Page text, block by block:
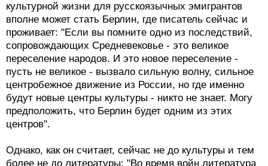
культурной жизни для русскоязычных эмигрантов
вполне может стать Берлин, где писатель сейчас и
проживает: "Если вы помните одно из последствий,
сопровождающих Средневековье - это великое
переселение народов. И это новое переселение -
пусть не великое - вызвало сильную волну, сильное
центробежное движение из России, но где именно
будут новые центры культуры - никто не знает. Могу
предположить, что Берлин будет одним из этих
центров".
Однако, как он считает, сейчас не до культуры и тем
более не до литературы: "Во время войн литература